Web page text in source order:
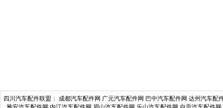
四川汽车配件联盟 ： 成都汽车配件网 广元汽车配件网 巴中汽车配件网 达州汽车配